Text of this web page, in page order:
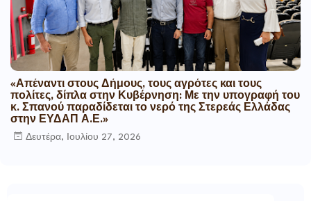
«Απέναντι στους Δήμους, τους αγρότες και τους
πολίτες, δίπλα στην Κυβέρνηση: Με την υπογραφή του
κ. Σπανού παραδίδεται το νερό της Στερεάς Ελλάδας
στην ΕΥΔΑΠ Α.Ε.»
Δευτέρα, Ιουλίου 27, 2026